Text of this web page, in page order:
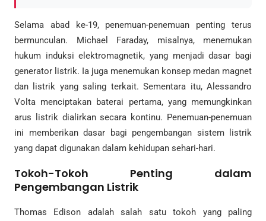
Selama abad ke-19, penemuan-penemuan penting terus
bermunculan. Michael Faraday, misalnya, menemukan
hukum induksi elektromagnetik, yang menjadi dasar bagi
generator listrik. Ia juga menemukan konsep medan magnet
dan listrik yang saling terkait. Sementara itu, Alessandro
Volta menciptakan baterai pertama, yang memungkinkan
arus listrik dialirkan secara kontinu. Penemuan-penemuan
ini memberikan dasar bagi pengembangan sistem listrik
yang dapat digunakan dalam kehidupan sehari-hari.
Tokoh-Tokoh Penting dalam
Pengembangan Listrik
Thomas Edison adalah salah satu tokoh yang paling